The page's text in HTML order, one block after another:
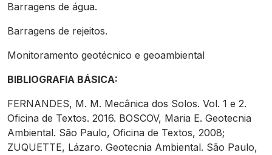
Barragens de água.
Barragens de rejeitos.
Monitoramento geotécnico e geoambiental
BIBLIOGRAFIA BÁSICA:
FERNANDES, M. M. Mecânica dos Solos. Vol. 1 e 2.
Oficina de Textos. 2016. BOSCOV, Maria E. Geotecnia
Ambiental. São Paulo, Oficina de Textos, 2008;
ZUQUETTE, Lázaro. Geotecnia Ambiental. São Paulo,